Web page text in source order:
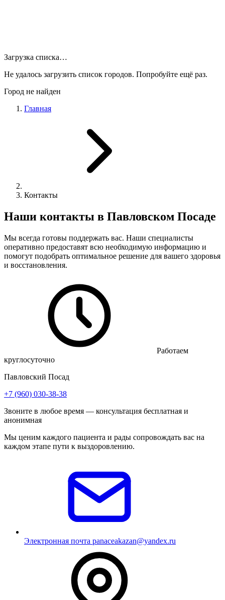
Загрузка списка…
Не удалось загрузить список городов. Попробуйте ещё раз.
Город не найден
Главная
Контакты
Наши контакты в Павловском Посаде
Мы всегда готовы поддержать вас. Наши специалисты
оперативно предоставят всю необходимую информацию и
помогут подобрать оптимальное решение для вашего здоровья
и восстановления.
Работаем
круглосуточно
Павловский Посад
+7 (960) 030-38-38
Звоните в любое время — консультация бесплатная и
анонимная
Мы ценим каждого пациента и рады сопровождать вас на
каждом этапе пути к выздоровлению.
Электронная почта panaceakazan@yandex.ru